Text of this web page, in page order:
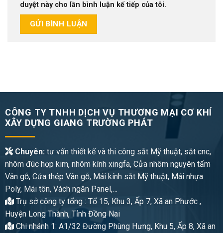
duyệt này cho lần bình luận kế tiếp của tôi.
CÔNG TY TNHH DỊCH VỤ THƯƠNG MẠI CƠ KHÍ
XÂY DỰNG GIANG TRƯỜNG PHÁT
Chuyên:tư vấn thiết kế và thi công sắt Mỹ thuật, sắt cnc,
nhôm đúc hợp kim, nhôm kính xingfa, Cửa nhôm nguyên tấm
Vân gỗ, Cửa thép Vân gỗ, Mái kính sắt Mỹ thuật, Mái nhựa
Poly, Mái tôn, Vách ngăn Panel,…
Trụ sở công ty tổng : Tổ 15, Khu 3, Ấp 7, Xã an Phước ,
Huyện Long Thành, Tỉnh Đồng Nai
Chi nhánh 1: A1/32 Đường Phùng Hưng, Khu 5, Ấp 8, Xã an